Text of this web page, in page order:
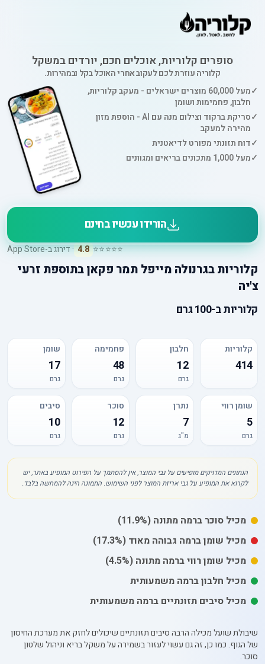
סופרים קלוריות, אוכלים חכם, יורדים במשקל
קלוריה עוזרת לכם לעקוב אחרי האוכל בקל ובמהירות.
✓
מעל 60,000 מוצרים ישראלים - מעקב קלוריות,
חלבון, פחמימות ושומן
✓
סריקת ברקוד וצילום מנה עם AI - הוספת מזון
מהירה למעקב
✓דוח תזונתי מפורט לדיאטנית
✓מעל 1,000 מתכונים בריאים ומגוונים
הורידו עכשיו בחינם
⭐⭐⭐⭐⭐
4.8 · דירוג ב-App Store
קלוריותבגרנולה מייפל תמר פקאן בתוספת זרעי
צ'יה
קלוריותב-100 גרם
קלוריות
414
חלבון
12
גרם
פחמימה
48
גרם
שומן
17
גרם
שומן רווי
5
גרם
נתרן
7
מ"ג
סוכר
12
גרם
סיבים
10
גרם
הנתונים המדויקים מופיעים על גבי המוצר, אין להסתמך על הפירוט המופיע באתר, יש
לקרוא את המופיע על גבי אריזת המוצר לפני השימוש. התמונה הינה להמחשה בלבד.
מכיל סוכר ברמה מתונה (11.9%)
מכיל שומןברמה גבוהה מאוד (17.3%)
מכיל שומן רוויברמה מתונה (4.5%)
מכיל חלבון ברמה משמעותית
מכיל סיבים תזונתיים ברמה משמעותית
שיבולת שועל מכילה הרבה סיבים תזונתיים שיכולים לחזק את מערכת החיסון
של הגוף. כמו כן, זה גם עשוי לעזור בשמירה על משקל בריא וניהול שלטון
סוכר.